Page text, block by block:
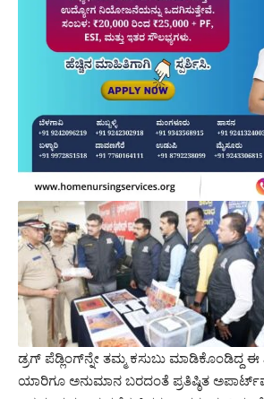
ಡ್ರಗ್ ಪೆಡ್ಲಿಂಗ್‌ನ್ನೇ ತಮ್ಮ ಕಸುಬು ಮಾಡಿಕೊಂಡಿದ್ದ
ಯಾರಿಗೂ ಅನುಮಾನ ಬರದಂತೆ ಪ್ರತಿಷ್ಠಿತ